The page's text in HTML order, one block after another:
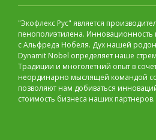
"Экофлекс Рус" является
пенополиэтилена. Инновационность
с Альфреда Нобеля. Дух нашей
Dynamit Nobel определяет наше
Традиции и многолетний опыт в
неординарно мыслящей командой
позволяют нам добиваться
стоимость бизнеса наших партнеров.